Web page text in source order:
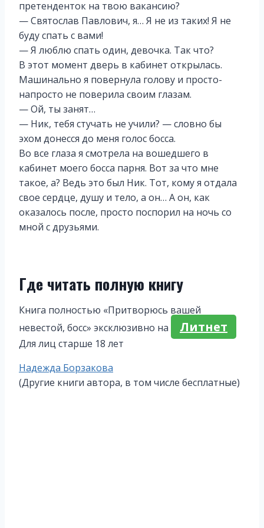
претенденток на твою вакансию?
— Святослав Павлович, я… Я не из таких! Я не
буду спать с вами!
— Я люблю спать один, девочка. Так что?
В этот момент дверь в кабинет открылась.
Машинально я повернула голову и просто-
напросто не поверила своим глазам.
— Ой, ты занят…
— Ник, тебя стучать не учили? — словно бы
эхом донесся до меня голос босса.
Во все глаза я смотрела на вошедшего в
кабинет моего босса парня. Вот за что мне
такое, а? Ведь это был Ник. Тот, кому я отдала
свое сердце, душу и тело, а он… А он, как
оказалось после, просто поспорил на ночь со
мной с друзьями.
Где читать полную книгу
Книга полностью «Притворюсь вашей
невестой, босс» эксклюзивно на
Литнет
Для лиц старше 18 лет
Метки
записи:
Надежда Борзакова
(Другие книги автора, в том числе бесплатные)